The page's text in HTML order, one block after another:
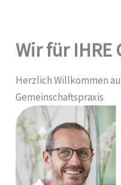
Wir für IHRE
Herzlich Willkommen
Gemeinschaftspraxis